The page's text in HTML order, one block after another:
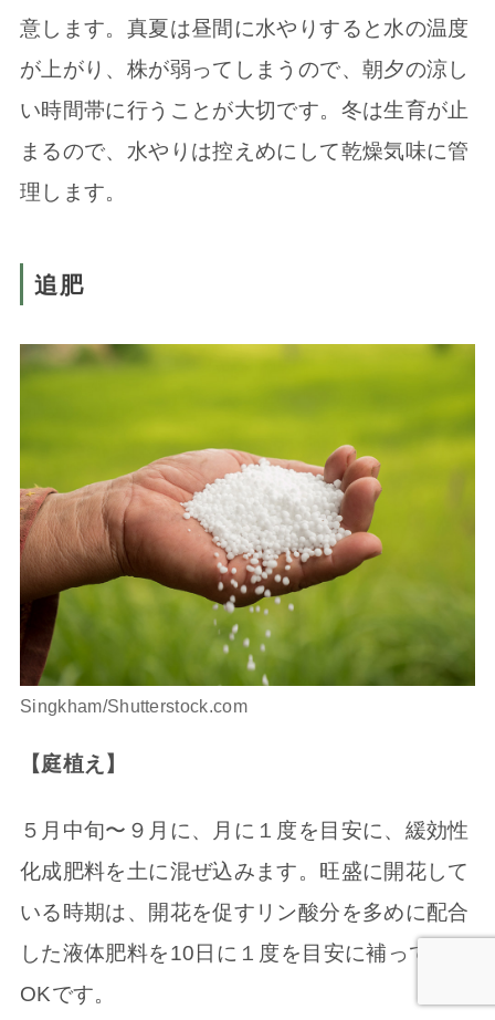
意します。真夏は昼間に水やりすると水の温度
が上がり、株が弱ってしまうので、朝夕の涼し
い時間帯に行うことが大切です。冬は生育が止
まるので、水やりは控えめにして乾燥気味に管
理します。
追肥
Singkham/Shutterstock.com
【庭植え】
５月中旬〜９月に、月に１度を目安に、緩効性
化成肥料を土に混ぜ込みます。旺盛に開花して
いる時期は、開花を促すリン酸分を多めに配合
した液体肥料を10日に１度を目安に補っても
OKです。